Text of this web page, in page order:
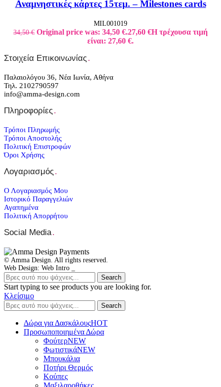
Αναμνηστικές κάρτες 15τεμ. – Milestones cards
MIL001019
34,50€ Original price was: 34,50 €.27,60 €Η τρέχουσα τιμή
είναι: 27,60 €.
Στοιχεία Επικοινωνίας.
Παλαιολόγου 36, Νέα Ιωνία, Αθήνα
Τηλ. 2102790597
info@amma-design.com
Πληροφορίες.
Τρόποι Πληρωμής
Τρόποι Αποστολής
Πολιτική Επιστροφών
Όροι Χρήσης
Λογαριασμός.
Ο Λογαριασμός Μου
Ιστορικό Παραγγελιών
Αγαπημένα
Πολιτική Απορρήτου
Social Media.
© Amma Design. All rights reserved.
Web Design: Web Intro _
Search
Start typing to see products you are looking for.
Κλείσιμο
Search
Δώρα για ΔασκάλουςHOT
Προσωποποιημένα Δώρα
ΦούτερNEW
ΦωτιστικάNEW
Μπουκάλια
Ποτήρι Θερμός
Κούπες
Μαξιλαροθήκες